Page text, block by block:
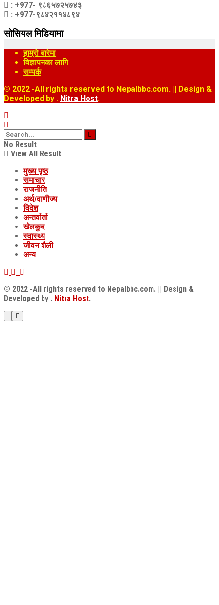
: +977- ९८६५७२५७४३
: +977-९८४२११४८९४
सोसियल मिडियामा
हाम्रो बारेमा
विज्ञापनका लागि
सम्पर्क
© 2022 -All rights reserved to Nepalbbc.com. || Design &
Developed by . Nitra Host.
No Result
View All Result
मुख्य पृष्ठ
समाचार
राजनीति
अर्थ/वाणीज्य
विदेश
अन्तर्वार्ता
खेलकुद
स्वास्थ्य
जीवन शैली
अन्य
© 2022 -All rights reserved to Nepalbbc.com. || Design &
Developed by . Nitra Host.